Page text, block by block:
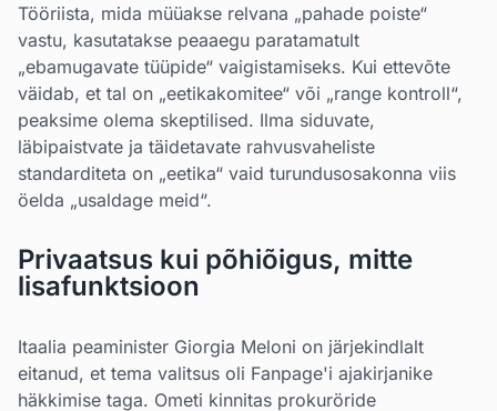
Tööriista, mida müüakse relvana „pahade poiste“
vastu, kasutatakse peaaegu paratamatult
„ebamugavate tüüpide“ vaigistamiseks. Kui ettevõte
väidab, et tal on „eetikakomitee“ või „range kontroll“,
peaksime olema skeptilised. Ilma siduvate,
läbipaistvate ja täidetavate rahvusvaheliste
standarditeta on „eetika“ vaid turundusosakonna viis
öelda „usaldage meid“.
Privaatsus kui põhiõigus, mitte
lisafunktsioon
Itaalia peaminister Giorgia Meloni on järjekindlalt
eitanud, et tema valitsus oli Fanpage'i ajakirjanike
häkkimise taga. Ometi kinnitas prokuröride